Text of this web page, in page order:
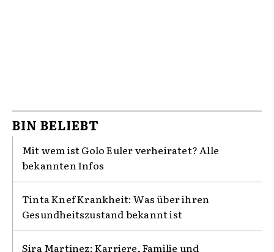
BIN BELIEBT
Mit wem ist Golo Euler verheiratet? Alle
bekannten Infos
Tinta Knef Krankheit: Was über ihren
Gesundheitszustand bekannt ist
Sira Martínez: Karriere, Familie und